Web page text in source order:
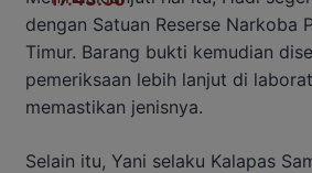
dengan Satuan Reserse Narkoba
Timur. Barang bukti kemudian
pemeriksaan lebih lanjut di
memastikan jenisnya.
Selain itu, Yani selaku Kalapas